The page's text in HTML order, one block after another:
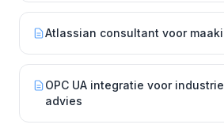
Atlassian consultant voor
OPC UA integratie voor
advies